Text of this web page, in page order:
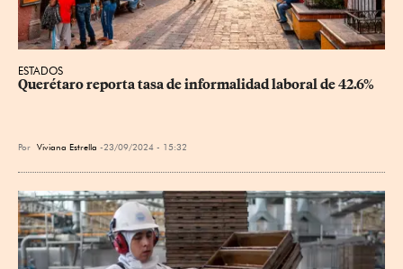
ESTADOS
Querétaro reporta tasa de informalidad laboral de 42.6%
Por Viviana Estrella 23/09/2024 - 15:32